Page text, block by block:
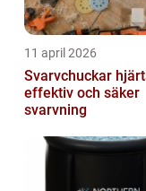
11 april 2026
Svarvchuckar hjärtat i
effektiv och säker
svarvning